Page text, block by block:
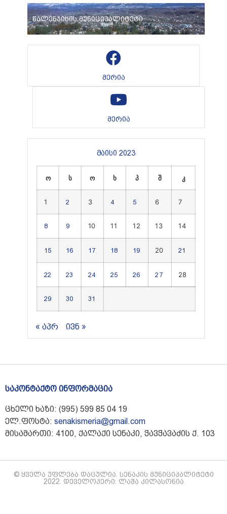
წალენჯიხის მუნიციპალიტეტი
მერია
მერია
მაისი 2023
ო ს ო ხ პ შ კ
1 2 3 4 5 6 7
8 9 10 11 12 13 14
15 16 17 18 19 20 21
22 23 24 25 26 27 28
29 30 31
« აპრ ივნ »
საკონტაქტო ინფორმაცია
ცხელი ხაზი: (995) 599 85 04 19
ელ.ფოსტა: senakismeria@gmail.com
მისამართი: 4100, ქალაქი სენაკი, ჭავჭავაძის ქ. 103
© ყველა უფლება დაცულია. სენაკის მუნიციპალიტეტი
2022. დეველოპერი: ლაშა კილასონია